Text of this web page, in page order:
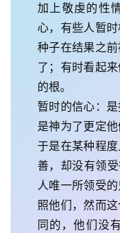
加上敬虔的性
心，有些人暂
种子在结果之
了；有时看起
的根。
暂时的信心：
是神为了更定
于是在某种程
善，却没有领
人唯一所领受
照他们，然而
同的，他们没